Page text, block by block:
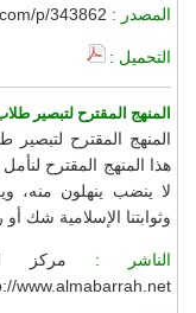
المصدر : p/343862
التحميل :
المنهج المقترح لتبصير
المنهج المقترح لتبصير
هذا المنهج المقترح
لا ينضب ينهلون منه،
وثوابتنا الإسلامية شك أو
الناشر : مركز
www.almabarrah.net